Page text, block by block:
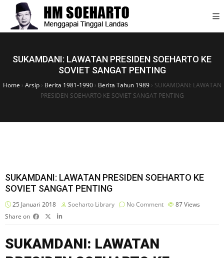
SUKAMDANI: LAWATAN PRESIDEN SOEHARTO KE
SOVIET SANGAT PENTING
Home › Arsip› Berita 1981-1990› Berita Tahun 1989› SUKAMDANI: LAWATAN
PRESIDEN SOEHARTO KE SOVIET SANGAT PENTING
SUKAMDANI: LAWATAN PRESIDEN SOEHARTO KE
SOVIET SANGAT PENTING
25 Januari 2018 Soeharto Library No Comment 87Views
Share on
SUKAMDANI: LAWATAN